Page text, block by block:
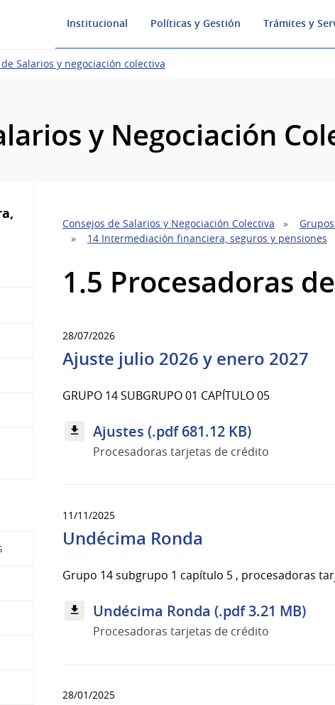
Institucional Políticas y Gestión Trámites y
Salarios y negociación colectiva
y Negociación
Consejos de Salarios y Negociación Colectiva
14 Intermediación financiera, seguros y pensiones
1.5 Procesadoras
28/07/2026
Ajuste julio 2026 y enero 2027
GRUPO 14 SUBGRUPO 01 CAPÍTULO 05
Ajustes (.pdf 681.12 KB)
Procesadoras tarjetas de crédito
11/11/2025
Undécima Ronda
Grupo 14 subgrupo 1 capítulo 5 , procesadoras
Undécima Ronda (.pdf 3.21 MB)
Procesadoras tarjetas de crédito
28/01/2025